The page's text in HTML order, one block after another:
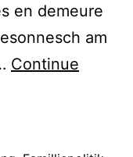
en demeure
am
Continue